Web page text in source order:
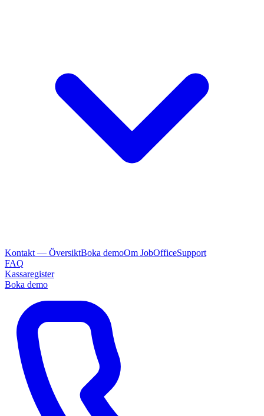
Kontakt — ÖversiktBoka demoOm JobOfficeSupport
FAQ
Kassaregister
Boka demo